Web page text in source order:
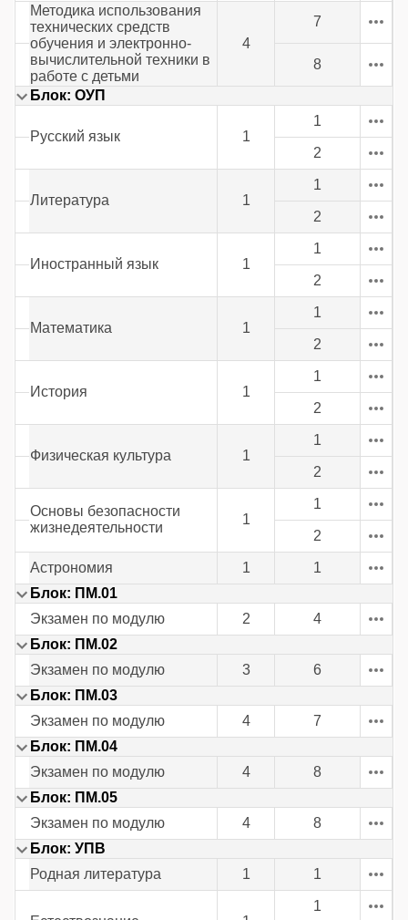
Методика использования
технических средств
обучения и электронно-
вычислительной техники в
работе с детьми
4
7
8
Блок: ОУП
Русский язык 1
1
2
Литература 1
1
2
Иностранный язык 1
1
2
Математика 1
1
2
История 1
1
2
Физическая культура 1
1
2
Основы безопасности
жизнедеятельности
1
1
2
Астрономия 1
1
Блок: ПM.01
Экзамен по модулю
2
4
Блок: ПM.02
Экзамен по модулю
3
6
Блок: ПM.03
Экзамен по модулю
4
7
Блок: ПM.04
Экзамен по модулю
4
8
Блок: ПM.05
Экзамен по модулю
4
8
Блок: УПВ
Родная литература
1 1
1